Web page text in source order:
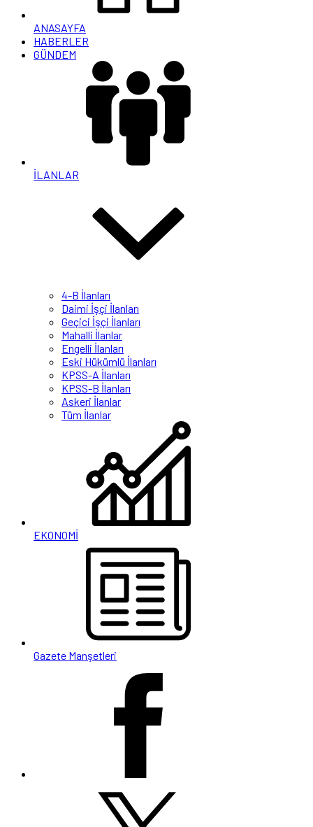
ANASAYFA
HABERLER
GÜNDEM
İLANLAR
4-B İlanları
Daimi İşçi İlanları
Geçici İşçi İlanları
Mahalli İlanlar
Engelli İlanları
Eski Hükümlü İlanları
KPSS-A İlanları
KPSS-B İlanları
Askeri İlanlar
Tüm İlanlar
EKONOMİ
Gazete Manşetleri